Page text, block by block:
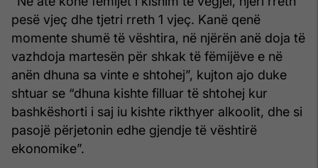
pesë vjeç dhe tjetri rreth 1 vjeç. Kanë qenë
momente shumë të vështira, në njërën anë doja të
vazhdoja martesën për shkak të fëmijëve e në
anën dhuna sa vinte e shtohej”, kujton ajo duke
shtuar se “dhuna kishte filluar të shtohej kur
bashkëshorti i saj iu kishte rikthyer alkoolit, dhe si
pasojë përjetonin edhe gjendje të vështirë
ekonomike”.